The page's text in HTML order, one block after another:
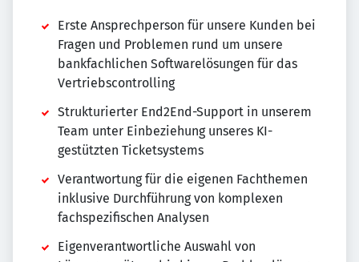
Erste Ansprechperson für unsere Kunden bei
Fragen und Problemen rund um unsere
bankfachlichen Softwarelösungen für das
Vertriebscontrolling
Strukturierter End2End-Support in unserem
Team unter Einbeziehung unseres KI-
gestützten Ticketsystems
Verantwortung für die eigenen Fachthemen
inklusive Durchführung von komplexen
fachspezifischen Analysen
Eigenverantwortliche Auswahl von